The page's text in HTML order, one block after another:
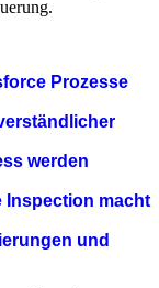
Prozesse
werden
Inspection macht
und